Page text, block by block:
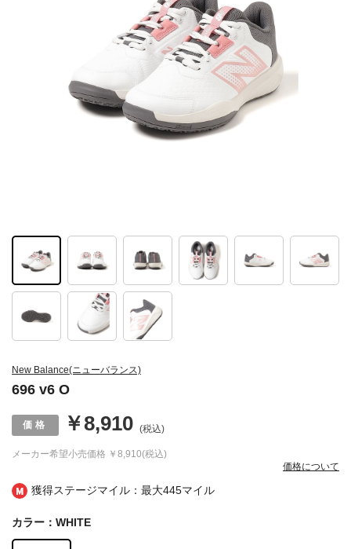
獲得ステージマイル：最大445マイル
New Balance(ニューバランス)
696 v6 O
メーカー希望小売価格 ￥8,910(税込)
￥8,910 (税込)
価格について
カラー：WHITE